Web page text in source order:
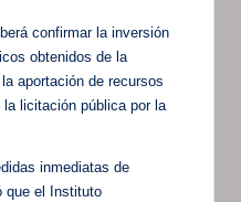
confirmar la inversión
obtenidos de la
aportación de recursos
licitación pública por la
inmediatas de
que el Instituto